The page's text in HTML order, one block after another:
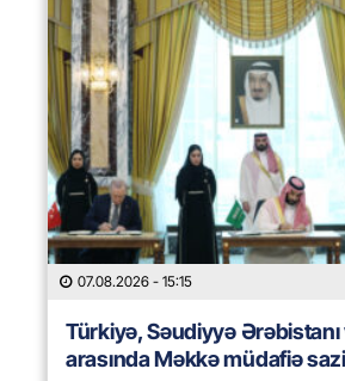
07.08.2026 - 15:15
Türkiyə, Səudiyyə
arasında Məkkə müdafiə